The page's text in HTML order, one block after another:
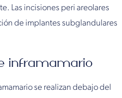
Las incisiones peri areolares
de implantes subglandulares
inframamario
se realizan debajo del